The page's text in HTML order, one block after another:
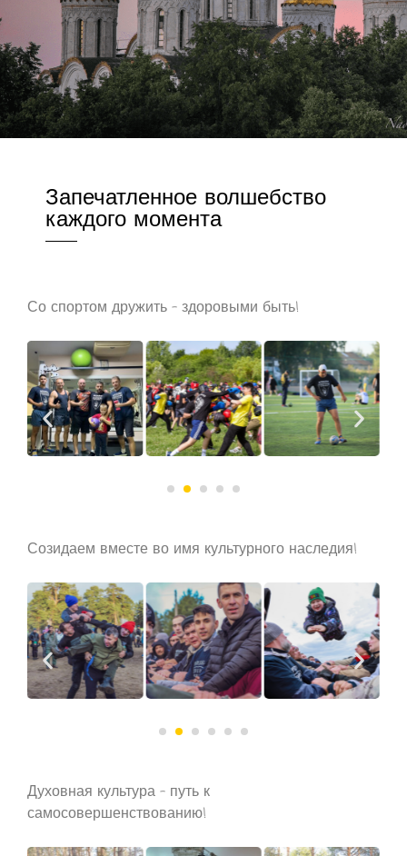
Запечатленное волшебство
каждого момента
Со спортом дружить – здоровыми быть!
Созидаем вместе во имя культурного наследия!
Духовная культура – путь к
самосовершенствованию!